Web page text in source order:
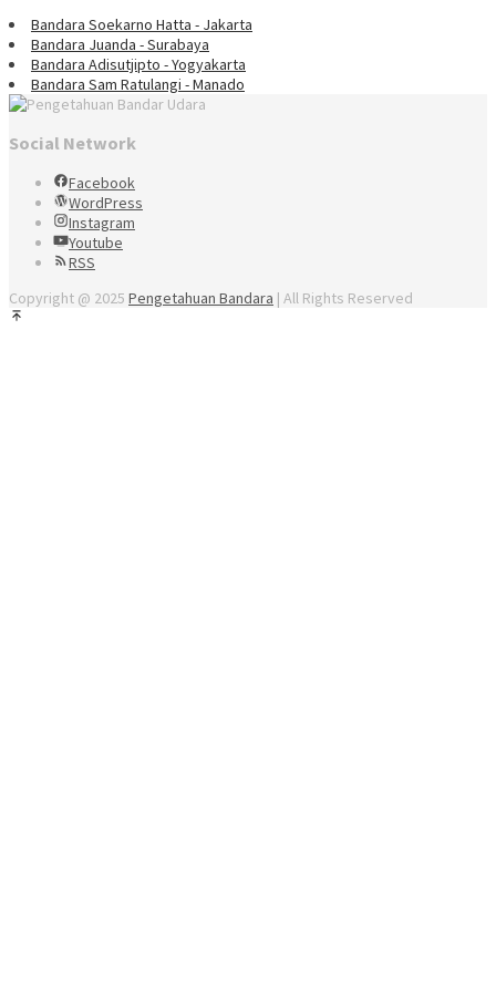
Bandara Soekarno Hatta - Jakarta
Bandara Juanda - Surabaya
Bandara Adisutjipto - Yogyakarta
Bandara Sam Ratulangi - Manado
Social Network
Facebook
WordPress
Instagram
Youtube
RSS
Copyright @ 2025 Pengetahuan Bandara | All Rights Reserved